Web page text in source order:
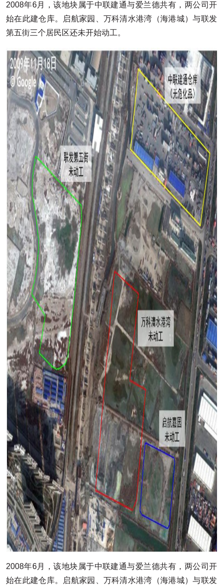
2008年6月，该地块属于中联建通与爱兰德共有，两公司开
始在此建仓库。启航家园、万科清水港湾（海港城）与联发
第五街三个居民区还未开始动工。
2008年6月，该地块属于中联建通与爱兰德共有，两公司开
始在此建仓库。启航家园、万科清水港湾（海港城）与联发